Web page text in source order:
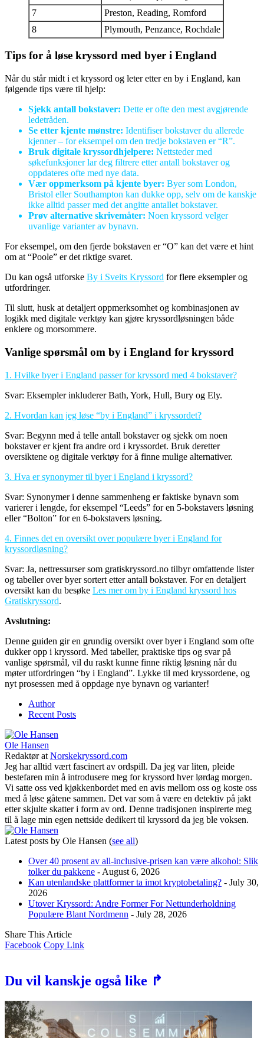
7
Preston, Reading, Romford
8
Plymouth, Penzance, Rochdale
Tips for å løse kryssord med byer i England
Når du står midt i et kryssord og leter etter en by i England, kan
følgende tips være til hjelp:
Sjekk antall bokstaver: Dette er ofte den mest avgjørende
ledetråden.
Se etter kjente mønstre: Identifiser bokstaver du allerede
kjenner – for eksempel om den tredje bokstaven er “R”.
Bruk digitale kryssordhjelpere: Nettsteder med
søkefunksjoner lar deg filtrere etter antall bokstaver og
oppdateres ofte med nye data.
Vær oppmerksom på kjente byer: Byer som London,
Bristol eller Southampton kan dukke opp, selv om de kanskje
ikke alltid passer med det angitte antallet bokstaver.
Prøv alternative skrivemåter: Noen kryssord velger
uvanlige varianter av bynavn.
For eksempel, om den fjerde bokstaven er “O” kan det være et hint
om at “Poole” er det riktige svaret.
Du kan også utforske By i Sveits Kryssord for flere eksempler og
utfordringer.
Til slutt, husk at detaljert oppmerksomhet og kombinasjonen av
logikk med digitale verktøy kan gjøre kryssordløsningen både
enklere og morsommere.
Vanlige spørsmål om by i England for kryssord
1. Hvilke byer i England passer for kryssord med 4 bokstaver?
Svar: Eksempler inkluderer Bath, York, Hull, Bury og Ely.
2. Hvordan kan jeg løse “by i England” i kryssordet?
Svar: Begynn med å telle antall bokstaver og sjekk om noen
bokstaver er kjent fra andre ord i kryssordet. Bruk deretter
oversiktene og digitale verktøy for å finne mulige alternativer.
3. Hva er synonymer til byer i England i kryssord?
Svar: Synonymer i denne sammenheng er faktiske bynavn som
varierer i lengde, for eksempel “Leeds” for en 5-bokstavers løsning
eller “Bolton” for en 6-bokstavers løsning.
4. Finnes det en oversikt over populære byer i England for
kryssordløsning?
Svar: Ja, nettressurser som gratiskryssord.no tilbyr omfattende lister
og tabeller over byer sortert etter antall bokstaver. For en detaljert
oversikt kan du besøke Les mer om by i England kryssord hos
Gratiskryssord.
Avslutning:
Denne guiden gir en grundig oversikt over byer i England som ofte
dukker opp i kryssord. Med tabeller, praktiske tips og svar på
vanlige spørsmål, vil du raskt kunne finne riktig løsning når du
møter utfordringen “by i England”. Lykke til med kryssordene, og
nyt prosessen med å oppdage nye bynavn og varianter!
Author
Recent Posts
Ole Hansen
Redaktørat Norskekryssord.com
Jeg har alltid vært fascinert av ordspill. Da jeg var liten, pleide
bestefaren min å introdusere meg for kryssord hver lørdag morgen.
Vi satte oss ved kjøkkenbordet med en avis mellom oss og koste oss
med å løse gåtene sammen. Det var som å være en detektiv på jakt
etter skjulte skatter i form av ord. Denne tradisjonen inspirerte meg
til å lage min egen nettside dedikert til kryssord da jeg ble voksen.
Latest posts by Ole Hansen (see all)
Over 40 prosent av all-inclusive-prisen kan være alkohol: Slik
tolker du pakkene - August 6, 2026
Kan utenlandske plattformer ta imot kryptobetaling? - July 30,
2026
Utover Kryssord: Andre Former For Nettunderholdning
Populære Blant Nordmenn - July 28, 2026
Share This Article
Facebook Copy Link
Du vil kanskje også like ↱